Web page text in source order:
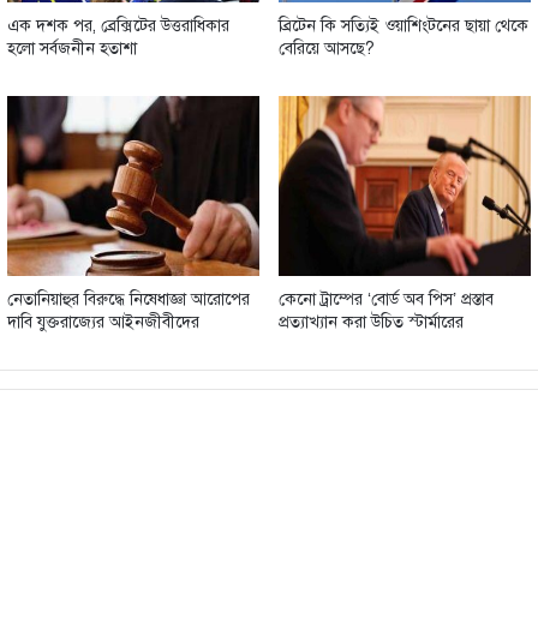
এক দশক পর, ব্রেক্সিটের উত্তরাধিকার
হলো সর্বজনীন হতাশা
ব্রিটেন কি সত্যিই ওয়াশিংটনের ছায়া থেকে
বেরিয়ে আসছে?
নেতানিয়াহুর বিরুদ্ধে নিষেধাজ্ঞা আরোপের
দাবি যুক্তরাজ্যের আইনজীবীদের
কেনো ট্রাম্পের ‘বোর্ড অব পিস’ প্রস্তাব
প্রত্যাখ্যান করা উচিত স্টার্মারের